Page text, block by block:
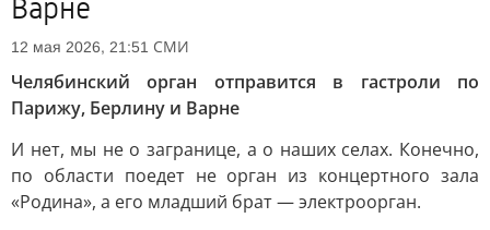
Варне
12 мая 2026, 21:51 СМИ
Челябинский орган отправится в гастроли по
Парижу, Берлину и Варне
И нет, мы не о загранице, а о наших селах. Конечно,
по области поедет не орган из концертного зала
«Родина», а его младший брат — электроорган.